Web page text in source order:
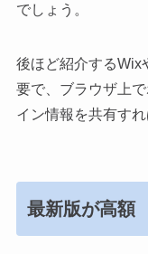
でしょう。
後ほど紹介するWix
要で、ブラウザ上
イン情報を共有す
最新版が高額